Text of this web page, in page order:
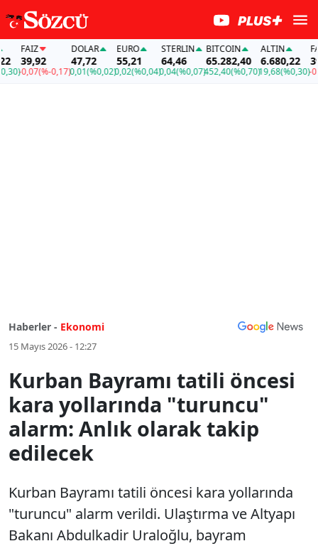
FAİZ
39,92
-0,07(%-0,17)
DOLAR
47,72
0,01(%0,02)
EURO
55,21
0,02(%0,04)
STERLIN
64,46
0,04(%0,07)
BITCOIN
65.282,40
452,40(%0,70)
ALTIN
6.680,22
19,68(%0,30)
FAİZ
-0,07
Haberler - Ekonomi
15 Mayıs 2026 - 12:27
Kurban Bayramı tatili öncesi
kara yollarında "turuncu"
alarm: Anlık olarak takip
edilecek
Kurban Bayramı tatili öncesi kara yollarında
"turuncu" alarm verildi. Ulaştırma ve Altyapı
Bakanı Abdulkadir Uraloğlu, bayram